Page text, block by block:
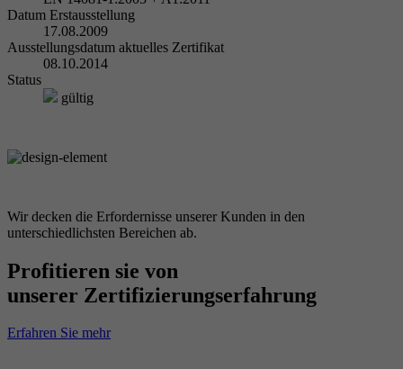
Datum Erstausstellung
17.08.2009
Ausstellungsdatum aktuelles Zertifikat
08.10.2014
Status
gültig
Wir decken die Erfordernisse unserer Kunden in den
unterschiedlichsten Bereichen ab.
Profitieren sie von
unserer Zertifizierungserfahrung
Erfahren Sie mehr